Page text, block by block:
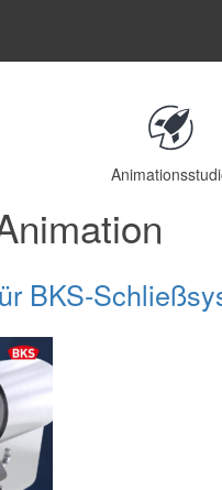
BKS-